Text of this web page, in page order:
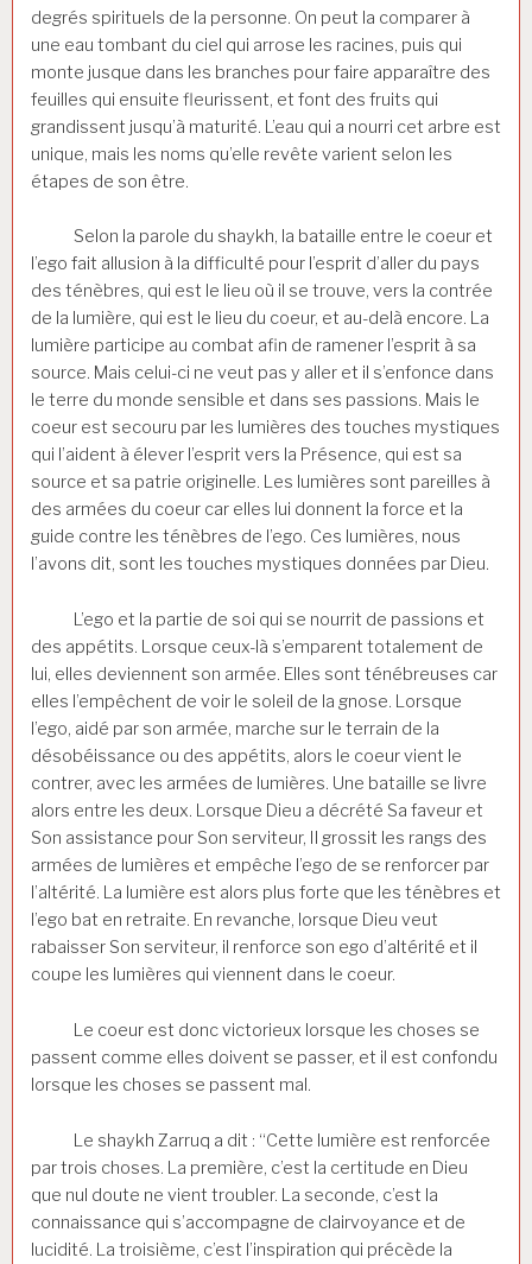
degrés spirituels de la personne. On peut la comparer à
une eau tombant du ciel qui arrose les racines, puis qui
monte jusque dans les branches pour faire apparaître des
feuilles qui ensuite fleurissent, et font des fruits qui
grandissent jusqu’à maturité. L’eau qui a nourri cet arbre est
unique, mais les noms qu’elle revête varient selon les
étapes de son être.
Selon la parole du shaykh, la bataille entre le coeur et
l’ego fait allusion à la difficulté pour l’esprit d’aller du pays
des ténèbres, qui est le lieu où il se trouve, vers la contrée
de la lumière, qui est le lieu du coeur, et au-delà encore. La
lumière participe au combat afin de ramener l’esprit à sa
source. Mais celui-ci ne veut pas y aller et il s’enfonce dans
le terre du monde sensible et dans ses passions. Mais le
coeur est secouru par les lumières des touches mystiques
qui l’aident à élever l’esprit vers la Présence, qui est sa
source et sa patrie originelle. Les lumières sont pareilles à
des armées du coeur car elles lui donnent la force et la
guide contre les ténèbres de l’ego. Ces lumières, nous
l’avons dit, sont les touches mystiques données par Dieu.
L’ego et la partie de soi qui se nourrit de passions et
des appétits. Lorsque ceux-là s’emparent totalement de
lui, elles deviennent son armée. Elles sont ténébreuses car
elles l’empêchent de voir le soleil de la gnose. Lorsque
l’ego, aidé par son armée, marche sur le terrain de la
désobéissance ou des appétits, alors le coeur vient le
contrer, avec les armées de lumières. Une bataille se livre
alors entre les deux. Lorsque Dieu a décrété Sa faveur et
Son assistance pour Son serviteur, Il grossit les rangs des
armées de lumières et empêche l’ego de se renforcer par
l’altérité. La lumière est alors plus forte que les ténèbres et
l’ego bat en retraite. En revanche, lorsque Dieu veut
rabaisser Son serviteur, il renforce son ego d’altérité et il
coupe les lumières qui viennent dans le coeur.
Le coeur est donc victorieux lorsque les choses se
passent comme elles doivent se passer, et il est confondu
lorsque les choses se passent mal.
Le shaykh Zarruq a dit : “Cette lumière est renforcée
par trois choses. La première, c’est la certitude en Dieu
que nul doute ne vient troubler. La seconde, c’est la
connaissance qui s’accompagne de clairvoyance et de
lucidité. La troisième, c’est l’inspiration qui précède la